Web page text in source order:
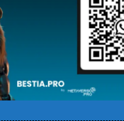
detectar
Blog inteligencia